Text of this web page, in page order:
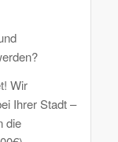
Wir
Ihrer Stadt –
die